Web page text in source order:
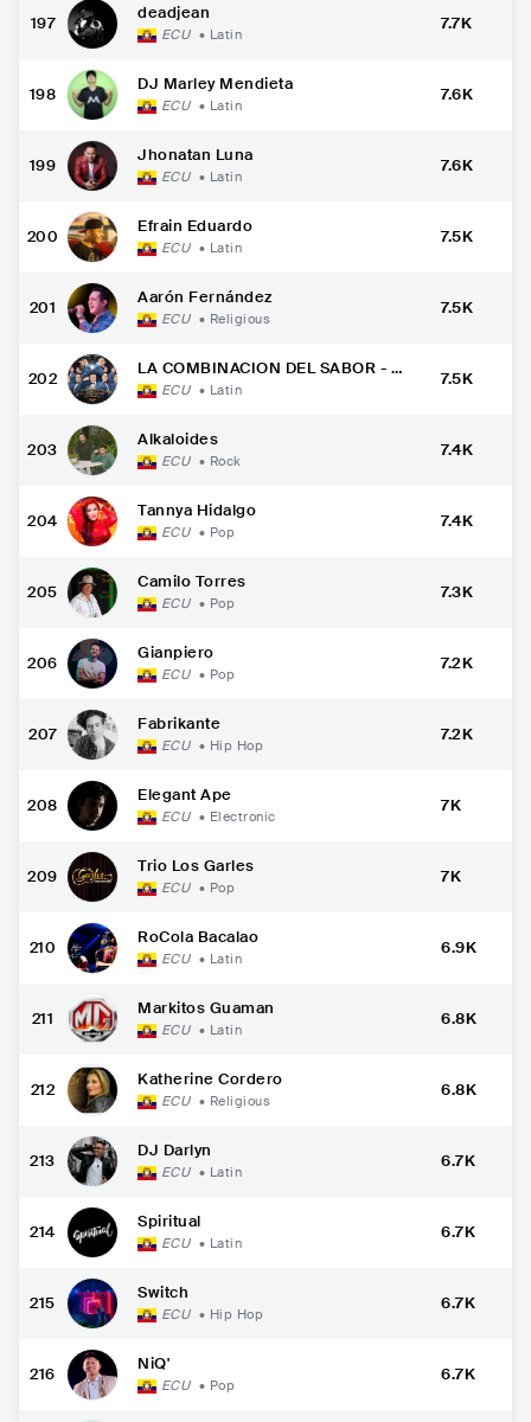
197
deadjean
ECU • Latin
7.7K
198
DJ Marley Mendieta
ECU • Latin
7.6K
199
Jhonatan Luna
ECU • Latin
7.6K
200
Efrain Eduardo
ECU • Latin
7.5K
201
Aarón Fernández
ECU • Religious
7.5K
202
LA COMBINACION DEL SABOR - L
a comby
ECU • Latin
7.5K
203
Alkaloides
ECU • Rock
7.4K
204
Tannya Hidalgo
ECU • Pop
7.4K
205
Camilo Torres
ECU • Pop
7.3K
206
Gianpiero
ECU • Pop
7.2K
207
Fabrikante
ECU • Hip Hop
7.2K
208
Elegant Ape
ECU • Electronic
7K
209
Trio Los Garles
ECU • Pop
7K
210
RoCola Bacalao
ECU • Latin
6.9K
211
Markitos Guaman
ECU • Latin
6.8K
212
Katherine Cordero
ECU • Religious
6.8K
213
DJ Darlyn
ECU • Latin
6.7K
214
Spiritual
ECU • Latin
6.7K
215
Switch
ECU • Hip Hop
6.7K
216
NiQ'
ECU • Pop
6.7K